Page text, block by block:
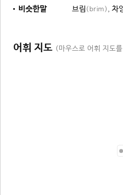
비슷한말 브림 (brim) , 차
어휘 지도 (마우스로 어휘 지도